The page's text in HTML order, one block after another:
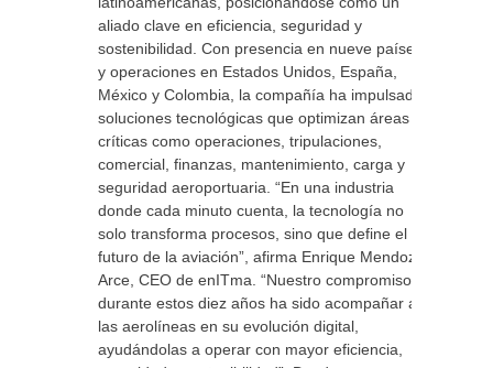
aliado clave en eficiencia, seguridad y
sostenibilidad. Con presencia en nueve países
y operaciones en Estados Unidos, España,
México y Colombia, la compañía ha impulsado
soluciones tecnológicas que optimizan áreas
críticas como operaciones, tripulaciones,
comercial, finanzas, mantenimiento, carga y
seguridad aeroportuaria. “En una industria
donde cada minuto cuenta, la tecnología no
solo transforma procesos, sino que define el
futuro de la aviación”, afirma Enrique Mendoza
Arce, CEO de enITma. “Nuestro compromiso
durante estos diez años ha sido acompañar a
las aerolíneas en su evolución digital,
ayudándolas a operar con mayor eficiencia,